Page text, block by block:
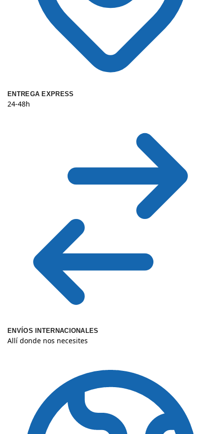
ENTREGA EXPRESS
24-48h
ENVÍOS INTERNACIONALES
Allí donde nos necesites